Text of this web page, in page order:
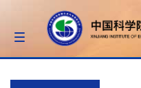
Toggle
navigation